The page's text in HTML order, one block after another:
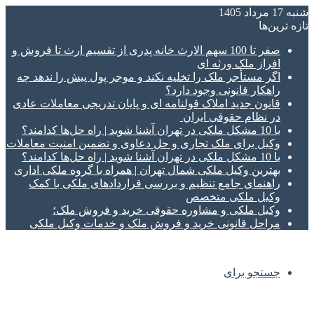
شنبه 17 مرداد 1405
تازه‌ ترین‌ها
صفر تا 100 سهم الارث خانه پدری از تقسیم ارث تا فروش و
افراز ملک ورثه ای
اگر مستأجر ملک را تخلیه نکند و موجر پول پیش را ندهد چه
راهکار قانونی وجود دارد؟
قانون جدید املاک قولنامه ای و پایان تدریجی معاملات عادی
در نظام حقوقی ایران
با 10 مشکل ملکی در تهران آشنا شوید | راه حل‌ها کدامند؟
وکیل برای ملک تجاری و حل دعاوی و تضمین امنیت معاملات
با 10 مشکل ملکی در تهران آشنا شوید | راه حل‌ها کدامند؟
بهترین وکیل ملکی شمال تهران | همراه با گروه ملکی اداری
راهنمای جامع تنظیم و بررسی قراردادهای ملکی با کمک
وکیل ملکی متخصص
وکیل ملکی و مشاوره حقوقی خرید و فروش ملک؛
مراحل قانونی خرید و فروش ملک و خدمات وکیل ملکی
جستجو برای